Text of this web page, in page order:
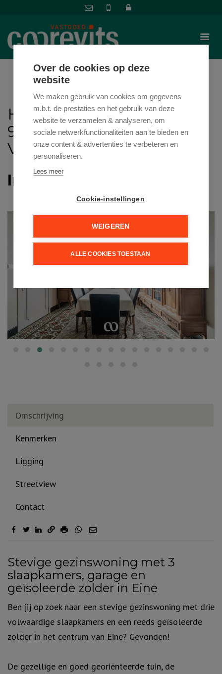
HEURNESTRAAT 20 ,
9700 OUDENAARDE
VRAAGPRIJS: € 250.000
In optie
Omschrijving
Kenmerken
Ligging
Streetview
Contact
Omschrijving
Stevige gezinswoning met 3
slaapkamers, garage en
geïsoleerde zolder in Eine
Ben jij op zoek naar een stevige gezinswoning met drie
volwaardige slaapkamers en een reeds geïsoleerde
zolder in het centrum van Eine? Gevonden!
De gezellige en goed georiënteerde tuin, de
Over de cookies op deze
website
We maken gebruik van cookies om gegevens
m.b.t. de prestaties en het gebruik van deze
website te verzamelen & analyseren, om
sociale netwerkfunctionaliteiten aan te bieden en
onze content & advertenties te verbeteren en
personaliseren.
Lees meer
Cookie-instellingen
WEIGEREN
ALLE COOKIES TOESTAAN